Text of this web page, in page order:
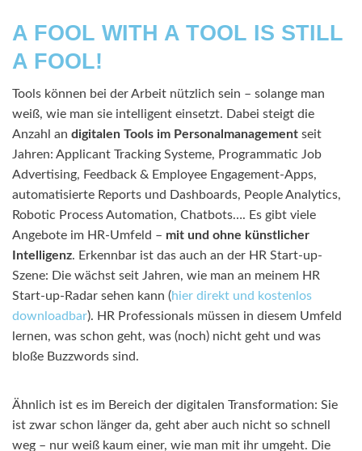
A FOOL WITH A TOOL IS STILL
A FOOL!
Tools können bei der Arbeit nützlich sein – solange man
weiß, wie man sie intelligent einsetzt. Dabei steigt die
Anzahl an digitalen Tools im Personalmanagement seit
Jahren: Applicant Tracking Systeme, Programmatic Job
Advertising, Feedback & Employee Engagement-Apps,
automatisierte Reports und Dashboards, People Analytics,
Robotic Process Automation, Chatbots…. Es gibt viele
Angebote im HR-Umfeld – mit und ohne künstlicher
Intelligenz. Erkennbar ist das auch an der HR Start-up-
Szene: Die wächst seit Jahren, wie man an meinem HR
Start-up-Radar sehen kann (hier direkt und kostenlos
downloadbar). HR Professionals müssen in diesem Umfeld
lernen, was schon geht, was (noch) nicht geht und was
bloße Buzzwords sind.
Ähnlich ist es im Bereich der digitalen Transformation: Sie
ist zwar schon länger da, geht aber auch nicht so schnell
weg – nur weiß kaum einer, wie man mit ihr umgeht. Die